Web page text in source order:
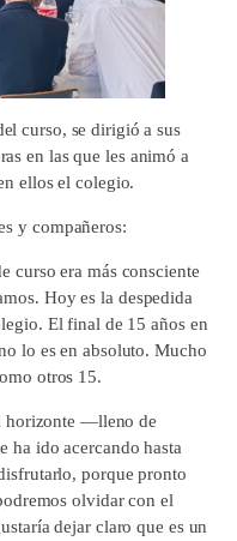
curso, se dirigió a sus
en las que les animó a
ellos el colegio.
y compañeros:
curso era más consciente
Hoy es la despedida
El final de 15 años en
lo es en absoluto. Mucho
otros 15.
horizonte ―lleno de
ha ido acercando hasta
porque pronto
olvidar con el
dejar claro que es un